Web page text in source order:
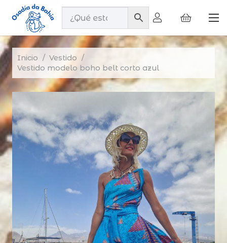
Inicio / Vestido /
Vestido modelo boho belt corto azul